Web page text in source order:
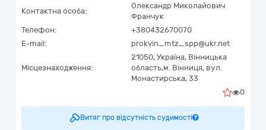
Контактна особа:
Олександр Миколайович
Франчук
Телефон:
+380432670070
E-mail:
prokvin_mtz_spp@ukr.net
Місцезнаходження:
21050, Україна, Вінницька
область,м. Вінниця, вул.
Монастирська, 33
0
Витяг про відсутність судимості